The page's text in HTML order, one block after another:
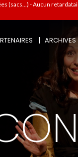
(sacs...) - Aucun
ARCHIVES